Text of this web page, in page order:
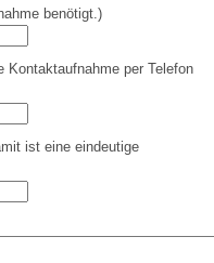
benötigt.)
Kontaktaufnahme per Telefon
ist eine eindeutige